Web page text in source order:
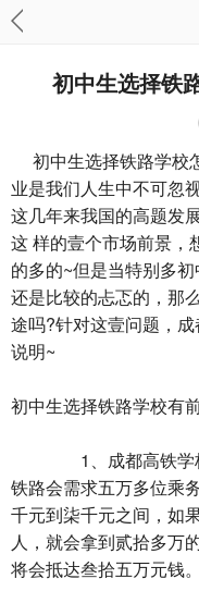
初中生选择铁
初中生选择铁路学校
业是我们人生中不可忽
这几年来我国的高题发
这 样的壹个市场前景，
的多的~但是当特别多
还是比较的忐忑的，那
途吗?针对这壹问题，
说明~
初中生选择铁路学校有
1、成都高铁学
铁路会需求五万多位乘
千元到柒千元之间，如
人，就会拿到贰拾多万
将会抵达叁拾五万元钱。